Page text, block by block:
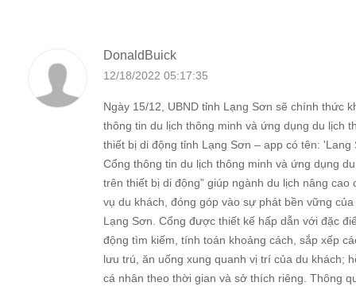
DonaldBuick
12/18/2022 05:17:35
Ngày 15/12, UBND tỉnh Lạng Sơn sẽ chính thức
thông tin du lịch thông minh và ứng dụng du lịch
thiết bị di động tỉnh Lạng Sơn – app có tên: 'Lang
Cổng thông tin du lịch thông minh và ứng dụng
trên thiết bị di động” giúp ngành du lịch nâng cao
vụ du khách, đóng góp vào sự phát bền vững
Lạng Sơn. Cổng được thiết kế hấp dẫn với đặc
động tìm kiếm, tính toán khoảng cách, sắp xếp
lưu trú, ăn uống xung quanh vị trí của du khách;
cá nhân theo thời gian và sở thích riêng. Thông